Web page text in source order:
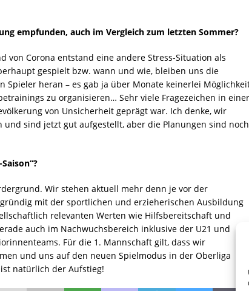
empfunden, auch im Vergleich zum letzten Sommer?
von Corona entstand eine andere Stress-Situation als
gespielt bzw. wann und wie, bleiben uns die
Spieler heran – es gab ja über Monate keinerlei
zu organisieren… Sehr viele Fragezeichen in einer
von Unsicherheit geprägt war. Ich denke, wir
sind jetzt gut aufgestellt, aber die Planungen sind noch
Wir stehen aktuell mehr denn je vor der
mit der sportlichen und erzieherischen Ausbildung
relevanten Werten wie Hilfsbereitschaft und
auch im Nachwuchsbereich inklusive der U21 und
Für die 1. Mannschaft gilt, dass wir
und uns auf den neuen Spielmodus in der Oberliga
natürlich der Aufstieg!